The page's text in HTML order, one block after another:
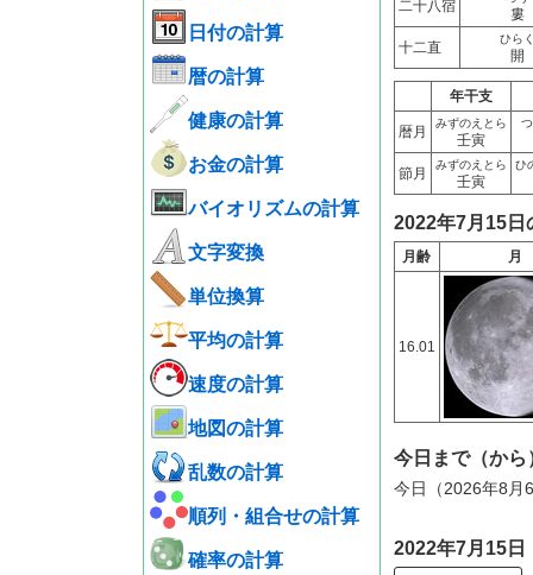
日付の計算
暦の計算
健康の計算
お金の計算
バイオリズムの計算
文字変換
単位換算
平均の計算
速度の計算
地図の計算
乱数の計算
順列・組合せの計算
確率の計算
二十八宿
婁
十二直
ひらく
開
年干支
暦月
みずのえとら
壬寅
節月
みずのえとら
壬寅
ひ
2022年7月15日
月齢 月
16.01
今日まで（から
今日（2026年8月
2022年7月15日